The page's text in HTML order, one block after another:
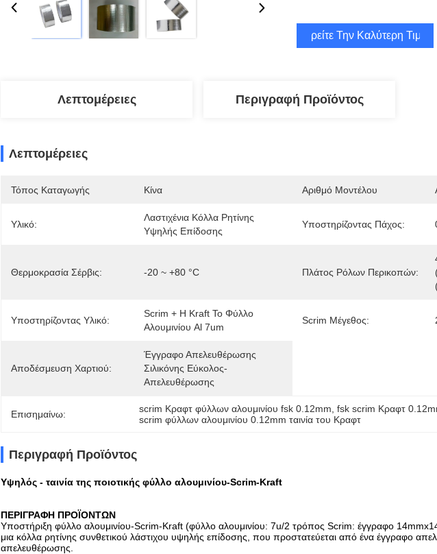
Βρείτε Την Καλύτερη Τιμή
Λεπτομέρειες Περιγραφή Προϊόντος
Λεπτομέρειες
Τόπος Καταγωγής Κίνα Αριθμό Μοντέλου
Υλικό:
Λαστιχένια Κόλλα Ρητίνης
Υψηλής Επίδοσης
Υποστηρίζοντας Πάχος:
Θερμοκρασία Σέρβις: -20 ~ +80 °C Πλάτος Ρόλων Περικοπών:
Υποστηρίζοντας Υλικό:
Scrim + Η Kraft Το Φύλλο
Αλουμινίου Al 7um
Scrim Μέγεθος:
Αποδέσμευση Χαρτιού:
Έγγραφο Απελευθέρωσης
Σιλικόνης Εύκολος-
Απελευθέρωσης
Επισημαίνω: scrim Κραφτ φύλλων αλουμινίου fsk 0.12mm , fsk scrim Κραφτ
scrim φύλλων αλουμινίου 0.12mm ταινία του Κραφτ
Περιγραφή Προϊόντος
Υψηλός - ταινία της ποιοτικής φύλλο αλουμινίου-Scrim-Kraft
ΠΕΡΙΓΡΑΦΗ ΠΡΟΪΟΝΤΩΝ
Υποστήριξη φύλλο αλουμινίου-Scrim-Kraft (φύλλο αλουμινίου: 7u/2 τρόπος Scrim: έγγραφο
μια κόλλα ρητίνης συνθετικού λάστιχου υψηλής επίδοσης, που προστατεύεται από ένα έγγραφο
απελευθέρωσης.